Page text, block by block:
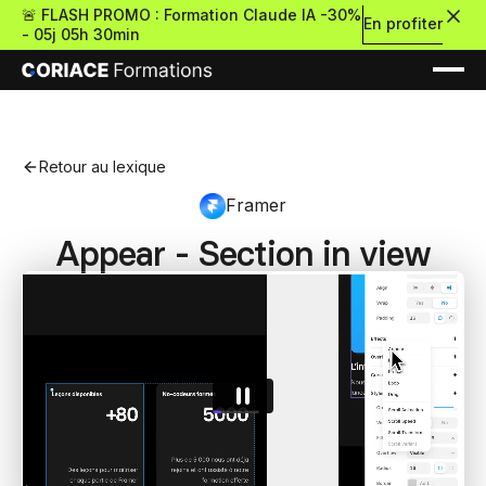
🚨 FLASH PROMO : Formation Claude IA -30%
- 05j 05h 30min
En profiter
Retour
Ressources Premium
Formations
Pour découvrir le no-
À propos
Retour au lexique
Framer
Appear - Section in view